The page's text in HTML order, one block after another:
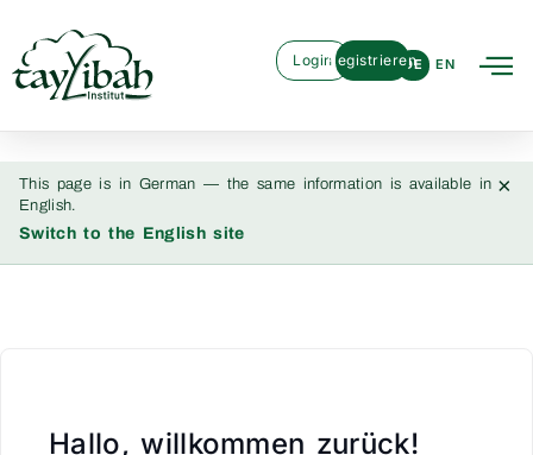
DE EN
LoginRegistrieren
This page is in German — the same information is available in
English.
Switch to the English site
×
Hallo, willkommen zurück!